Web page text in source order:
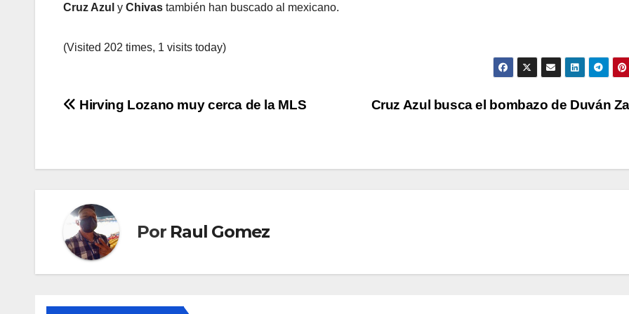
Cruz Azul y Chivas también han buscado al mexicano.
(Visited 202 times, 1 visits today)
Navegación
entradas
Cruz Azul busca el bombazo de Duván
Hirving Lozano muy cerca de la MLS
Por Raul Gomez